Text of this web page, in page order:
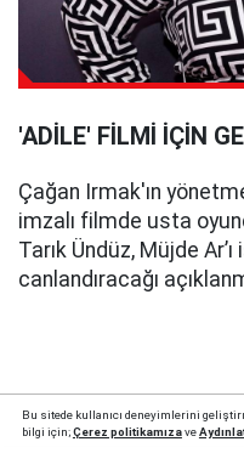
'ADİLE' FİLMİ İÇİN
Çağan Irmak'ın
imzalı filmde usta
Tarık Ündüz, Müjde
canlandıracağı
Bu sitede kullanıcı deneyimlerini
bilgi için;Çerez politikamızave